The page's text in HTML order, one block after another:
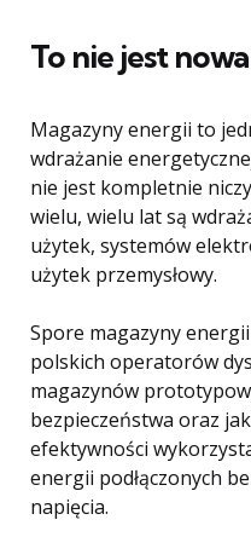
To nie jest
Magazyny energii to
wdrażanie
nie jest kompletnie
wielu, wielu lat są
użytek, systemów
użytek przemysłowy.
Spore magazyny
polskich operatorów
magazynów
bezpieczeństwa oraz
efektywności
energii podłączonych
napięcia.